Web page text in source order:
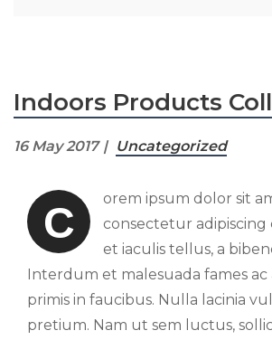
Indoors Products
16 May 2017 Uncategorized
C
orem ipsum dolor sit
consectetur adipiscing
et iaculis tellus, a
Interdum et malesuada fames ac
primis in faucibus. Nulla lacinia
pretium. Nam ut sem luctus,